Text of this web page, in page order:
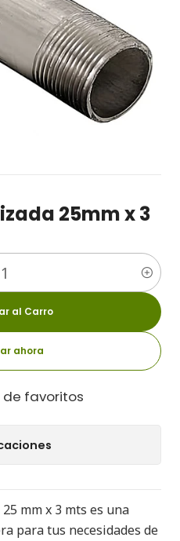
25mm x 3
al Carro
ahora
favoritos
mm x 3 mts es una
para tus necesidades de